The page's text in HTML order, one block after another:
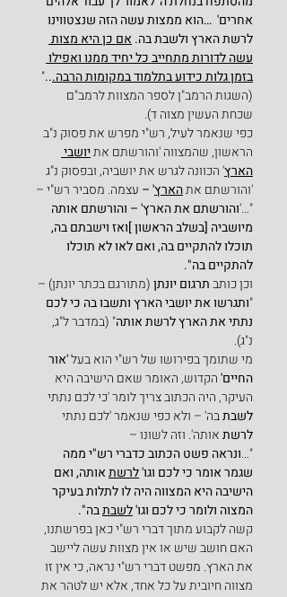
אחרים'  …הוא ממצות עשה הזה שנצטווינו
לרשת הארץ ולשבת בה. אם כן היא מצות
עשה לדורות מתחייב כל יחיד ממנו ואפילו
בזמן גלות כידוע בתלמוד במקומות הרבה...
"
(השגות הרמב"ן לספר המצוות לרמב"ם
שכחת העשין מצוה ד).
כפי שנאמר לעיל, רש"י מפרש את פסוק נ"ב
הראשון, שהמצווה 'והורשתם את יושבי
הארץ' הכוונה לגרש את יושביה, ובפסוק נ"ג
'והורשתם את הארץ' – עצמה. מסביר רש"י –
"…'והורשתם את הארץ' – והורשתם אותה
מיושביה [בשלב הראשון ]ואז וישבתם בה,
תוכלו להתקיים בה, ואם לאו לא תוכלו
להתקיים בה".
וכן כותב תרגום יונתן (מתורגם בכתר יונתן) –
"ותגרשו את יושבי הארץ ותשבו בה כי לכם
נתתי את הארץ לרשת אותה" (במדבר ל"ג,
נ"ג).
מי שתומך בפירושו של רש"י הוא בעל 'אור
החיים' הקדוש, האומר שאם הישיבה היא
העיקר, היה הכתוב צריך לומר 'כי לכם נתתי
לשבת בה' – ולא כפי שנאמר 'לכם נתתי
לרשת אותה'. וזה לשונו –
"…ונראה פשט הכתוב כדברי רש"י ממה
שגמר אומר כי לכם וגו' לרשת אותה, ואם
הישיבה היא המצווה היה לו לתלות בעיקר
המצוה ולומר כי לכם וגו' לשבת בה".
קשה לקבוע מתוך דברי רש"י כאן בפרשתנו,
האם חושב שיש או אין מצוות עשה ליישב
את הארץ. מפשט דברי רש"י נראה, כי אין זו
מצווה חיובית על כל אחד, אלא יש לטהר את